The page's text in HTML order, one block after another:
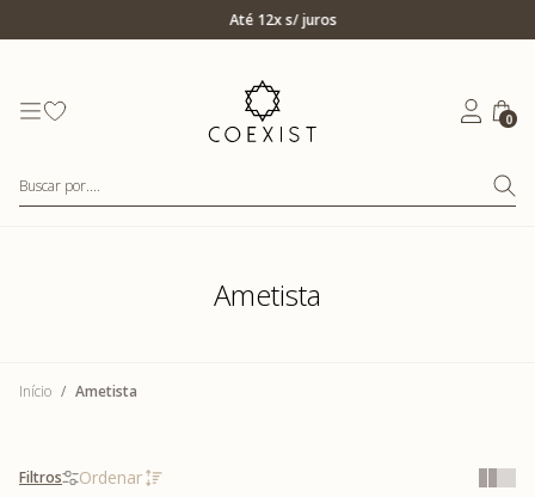
Até 12x s/ juros
Ir para Home Prata
0
Buscar por....
Ametista
Início Ametista
Filtros